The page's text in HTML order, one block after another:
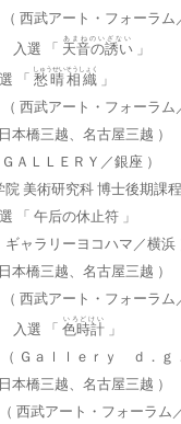
西武アート・フォーラム
入選 「 天音の誘い
あまねのいざない
」
「 愁晴相織
しゅうせいそうしょく
」
西武アート・フォーラ
本橋三越、名古屋三越 ）
ＡＬＬＥＲＹ／銀座 ）
院 美術研究科 博士後期
「 午后の休止符 」
ャラリーヨコハマ／横浜
本橋三越、名古屋三越 ）
西武アート・フォーラム
入選 「 色時計
いろどけい
」
Ｇａｌｌｅｒｙ ｄ．ｇ
本橋三越、名古屋三越 ）
西武アート・フォーラム